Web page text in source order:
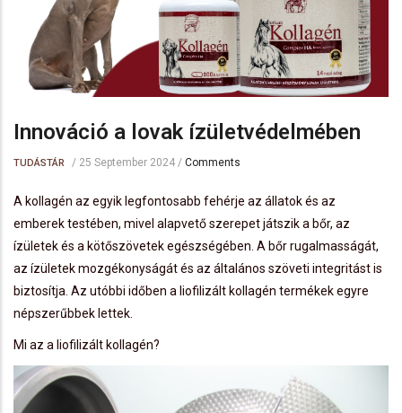
Innováció a lovak ízületvédelmében
TUDÁSTÁR / 25 September 2024 / Comments
A kollagén az egyik legfontosabb fehérje az állatok és az
emberek testében, mivel alapvető szerepet játszik a bőr, az
ízületek és a kötőszövetek egészségében. A bőr rugalmasságát,
az ízületek mozgékonyságát és az általános szöveti integritást is
biztosítja. Az utóbbi időben a liofilizált kollagén termékek egyre
népszerűbbek lettek.
Mi az a liofilizált kollagén?